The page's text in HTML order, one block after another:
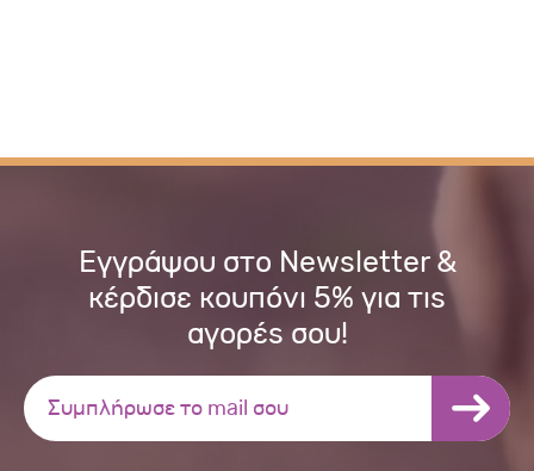
Εγγράψου στο Newsletter &
κέρδισε κουπόνι 5% για τις
αγορές σου!